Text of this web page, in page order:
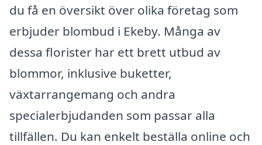
du få en översikt över olika företag som
erbjuder blombud i Ekeby. Många av
dessa florister har ett brett utbud av
blommor, inklusive buketter,
växtarrangemang och andra
specialerbjudanden som passar alla
tillfällen. Du kan enkelt beställa online och